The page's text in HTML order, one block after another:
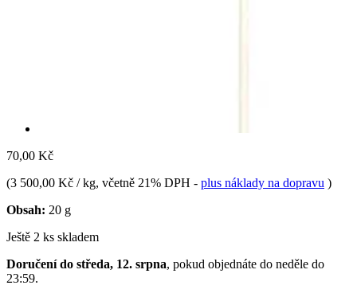
70,00 Kč
(3 500,00 Kč / kg, včetně 21% DPH - plus náklady na dopravu )
Obsah: 20 g
Ještě 2 ks skladem
Doručení do středa, 12. srpna, pokud objednáte do neděle do
23:59.